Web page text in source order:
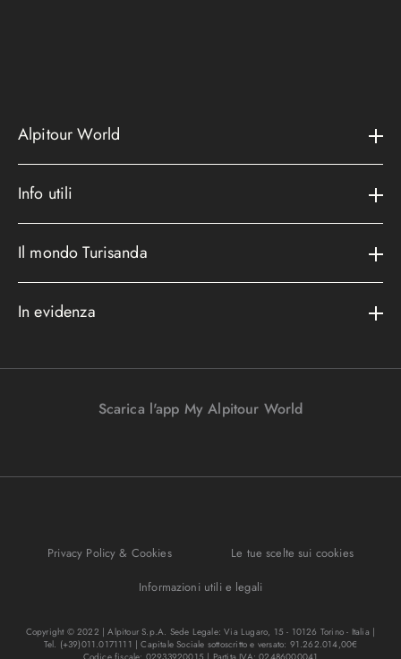
Alpitour World
AWARD
Area riservata
Convenzioni
Viaggi Incentive
Info utili
Metodi di pagamento
Il mondo Turisanda
I nostri partners
Viaggi di nozze
Destinazione cambiamento
In evidenza
Scarica l'app My Alpitour World
Privacy Policy & Cookies
Le tue scelte sui cookies
Informazioni utili e legali
Copyright © 2022 | Alpitour S.p.A. Sede Legale: Via Lugaro, 15 - 10126 Torino - Italia |
Tel. (+39)011.0171111 | Capitale Sociale sottoscritto e versato: 91.262.014,00€